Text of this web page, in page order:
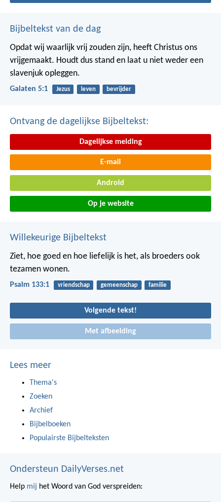
Bijbeltekst van de dag
Opdat wij waarlijk vrij zouden zijn, heeft Christus ons
vrijgemaakt. Houdt dus stand en laat u niet weder een
slavenjuk opleggen.
Galaten 5:1 Jezus leven bevrijder
Ontvang de dagelijkse Bijbeltekst:
Dagelijkse melding
E-mail
Android
Op je website
Willekeurige Bijbeltekst
Ziet, hoe goed en hoe liefelijk is het, als broeders ook
tezamen wonen.
Psalm 133:1 vriendschap gemeenschap familie
Volgende tekst!
Met afbeelding
Lees meer
Thema's
Zoeken
Archief
Bijbelboeken
Populairste Bijbelteksten
Ondersteun DailyVerses.net
Help mij het Woord van God verspreiden: